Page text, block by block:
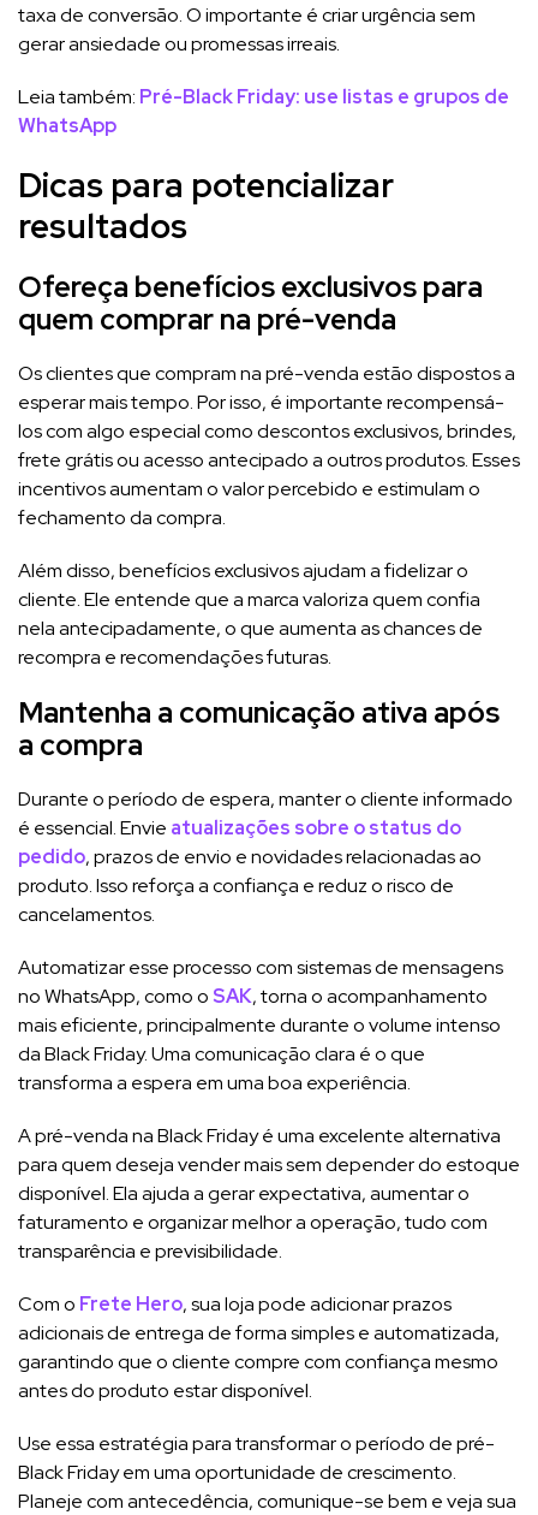
taxa de conversão. O importante é criar urgência sem
gerar ansiedade ou promessas irreais.
Leia também: Pré-Black Friday: use listas e grupos de
WhatsApp
Dicas para potencializar
resultados
Ofereça benefícios exclusivos para
quem comprar na pré-venda
Os clientes que compram na pré-venda estão dispostos a
esperar mais tempo. Por isso, é importante recompensá-
los com algo especial como descontos exclusivos, brindes,
frete grátis ou acesso antecipado a outros produtos. Esses
incentivos aumentam o valor percebido e estimulam o
fechamento da compra.
Além disso, benefícios exclusivos ajudam a fidelizar o
cliente. Ele entende que a marca valoriza quem confia
nela antecipadamente, o que aumenta as chances de
recompra e recomendações futuras.
Mantenha a comunicação ativa após
a compra
Durante o período de espera, manter o cliente informado
é essencial. Envie atualizações sobre o status do
pedido, prazos de envio e novidades relacionadas ao
produto. Isso reforça a confiança e reduz o risco de
cancelamentos.
Automatizar esse processo com sistemas de mensagens
no WhatsApp, como oSAK, torna o acompanhamento
mais eficiente, principalmente durante o volume intenso
da Black Friday. Uma comunicação clara é o que
transforma a espera em uma boa experiência.
A pré-venda na Black Friday é uma excelente alternativa
para quem deseja vender mais sem depender do estoque
disponível. Ela ajuda a gerar expectativa, aumentar o
faturamento e organizar melhor a operação, tudo com
transparência e previsibilidade.
Com o Frete Hero, sua loja pode adicionar prazos
adicionais de entrega de forma simples e automatizada,
garantindo que o cliente compre com confiança mesmo
antes do produto estar disponível.
Use essa estratégia para transformar o período de pré-
Black Friday em uma oportunidade de crescimento.
Planeje com antecedência, comunique-se bem e veja sua